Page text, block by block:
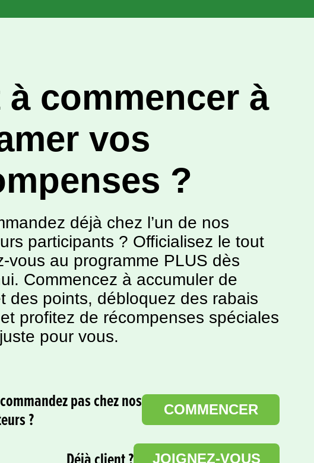
à commencer à
vos
?
déjà chez l’un de nos
participants ? Officialisez le tout
vous au programme PLUS dès
Commencez à accumuler de
des points, débloquez des rabais
profitez de récompenses spéciales
pour vous.
pas chez nos
?
COMMENCER
JOIGNEZ-VOUS